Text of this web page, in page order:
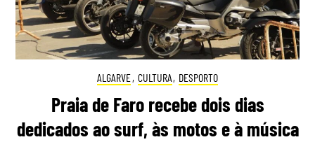
ALGARVE, CULTURA, DESPORTO
Praia de Faro recebe dois dias
dedicados ao surf, às motos e à música